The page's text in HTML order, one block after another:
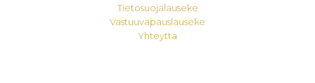
Tietosuojalauseke
Vastuuvapauslauseke
Yhteytta